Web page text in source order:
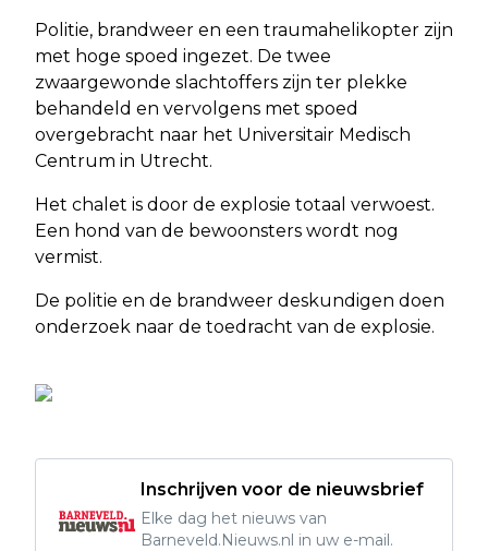
Politie, brandweer en een traumahelikopter zijn
met hoge spoed ingezet. De twee
zwaargewonde slachtoffers zijn ter plekke
behandeld en vervolgens met spoed
overgebracht naar het Universitair Medisch
Centrum in Utrecht.
Het chalet is door de explosie totaal verwoest.
Een hond van de bewoonsters wordt nog
vermist.
De politie en de brandweer deskundigen doen
onderzoek naar de toedracht van de explosie.
Inschrijven voor de nieuwsbrief
Elke dag het nieuws van
Barneveld.Nieuws.nl in uw e-mail.